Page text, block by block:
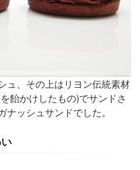
ュ、その上はリヨン伝統素材
飴かけしたもの)でサンドさ
ッシュサンドでした。